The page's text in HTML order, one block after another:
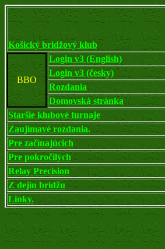
Košický bridžový klub
BBO
Login v3 (English)
Login v3 (česky)
Rozdania
Domovská stránka
Staršie klubové turnaje
Zaujímavé rozdania.
Pre začínajúcich
Pre pokročilých
Relay Precision
Z dejín bridžu
Linky.